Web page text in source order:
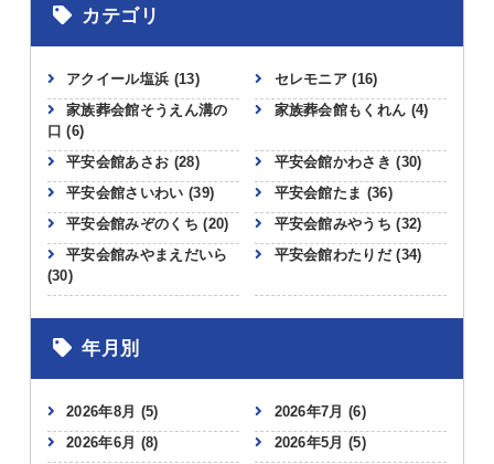
カテゴリ
アクイール塩浜 (13) セレモニア(16)
家族葬会館そうえん溝の
口(6)
家族葬会館もくれん (4)
平安会館あさお (28) 平安会館かわさき(30)
平安会館さいわい (39) 平安会館たま (36)
平安会館みぞのくち(20) 平安会館みやうち(32)
平安会館みやまえだいら
(30)
平安会館わたりだ(34)
年月別
2026年8月 (5) 2026年7月 (6)
2026年6月 (8) 2026年5月 (5)